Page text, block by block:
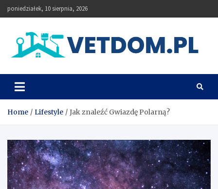
to
poniedziałek, 10 sierpnia, 2026
Vetdom
Home Lifestyle Jak znaleźć Gwiazdę Polarną?